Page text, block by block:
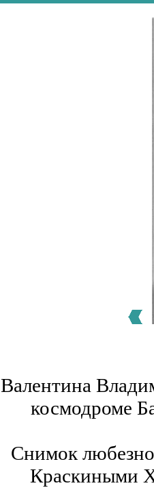
Валентина
космодроме
Снимок
Краскиными